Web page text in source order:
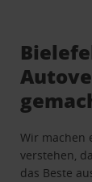
Wir machen
verstehen,
das Beste